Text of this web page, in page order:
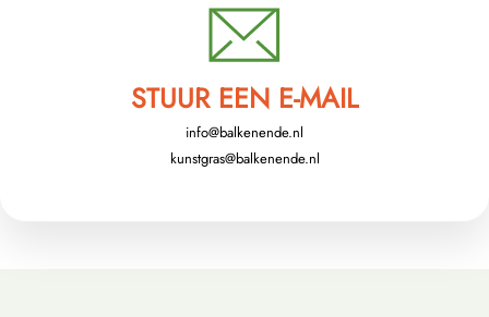
STUUR EEN E-MAIL
info@balkenende.nl
kunstgras@balkenende.nl